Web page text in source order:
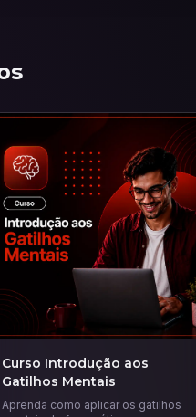
Curso Introdução aos
Gatilhos Mentais
Aprenda como aplicar os gatilhos